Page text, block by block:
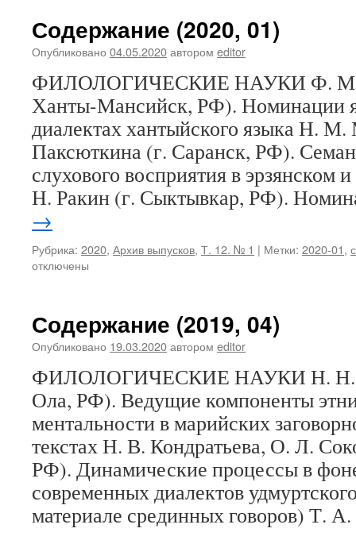
Содержание (2020, 01)
Опубликовано 04.05.2020автором editor
ФИЛОЛОГИЧЕСКИЕ НАУКИ Ф. М.
Ханты-Мансийск, РФ). Номинации
диалектах хантыйского языка Н.
Паксюткина (г. Саранск, РФ).
слухового восприятия в эрзянском
Н. Ракин (г. Сыктывкар, РФ).
→
Рубрика: 2020, Архив выпусков, Т. 12. № 1 | Метки: 2020-01,
отключены
Содержание (2019, 04)
Опубликовано 19.03.2020автором editor
ФИЛОЛОГИЧЕСКИЕ НАУКИ Н. Н.
Ола, РФ). Ведущие компоненты
ментальности в марийских
текстах Н. В. Кондратьева, О. Л.
РФ). Динамические процессы в
современных диалектов
материале срединных говоров) Т.